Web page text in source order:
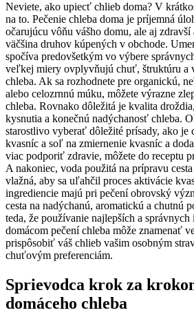
Neviete, ako upiecť chlieb doma? V
na to. Pečenie chleba doma je príjemná
očarujúcu vôňu vášho domu, ale aj
väčšina druhov kúpených v obchode.
spočíva predovšetkým vo výbere
veľkej miery ovplyvňujú chuť, štruktúru a
chleba. Ak sa rozhodnete pre organickú,
alebo celozrnnú múku, môžete výrazne
chleba. Rovnako dôležitá je kvalita
kysnutia a konečnú nadýchanosť chleba.
starostlivo vyberať dôležité prísady, ako je
kvasníc a soľ na zmiernenie kvasníc a
viac podporiť zdravie, môžete do receptu
A nakoniec, voda použitá na prípravu
vlažná, aby sa uľahčil proces aktivácie
ingrediencie majú pri pečení obrovský
cesta na nadýchanú, aromatickú a chutnú
teda, že používanie najlepších a
domácom pečení chleba môže znamenať
prispôsobiť váš chlieb vašim osobným
chuťovým preferenciám.
Sprievodca krok za
domáceho chleba